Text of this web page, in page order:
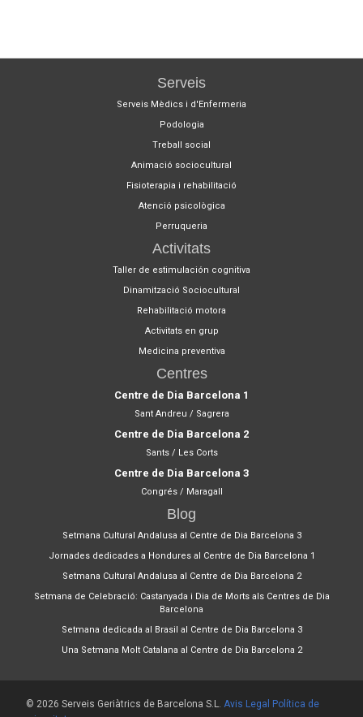
Serveis
Serveis Mèdics i d'Enfermeria
Podologia
Treball social
Animació sociocultural
Fisioterapia i rehabilitació
Atenció psicològica
Perruqueria
Activitats
Taller de estimulación cognitiva
Dinamització Sociocultural
Rehabilitació motora
Activitats en grup
Medicina preventiva
Centres
Centre de Dia Barcelona 1
Sant Andreu / Sagrera
Centre de Dia Barcelona 2
Sants / Les Corts
Centre de Dia Barcelona 3
Congrés / Maragall
Blog
Setmana Cultural Andalusa al Centre de Dia Barcelona 3
Jornades dedicades a Hondures al Centre de Dia Barcelona 1
Setmana Cultural Andalusa al Centre de Dia Barcelona 2
Setmana de Celebració: Castanyada i Dia de Morts als Centres de Dia
Barcelona
Setmana dedicada al Brasil al Centre de Dia Barcelona 3
Una Setmana Molt Catalana al Centre de Dia Barcelona 2
© 2026 Serveis Geriàtrics de Barcelona S.L. Avis Legal
Política de